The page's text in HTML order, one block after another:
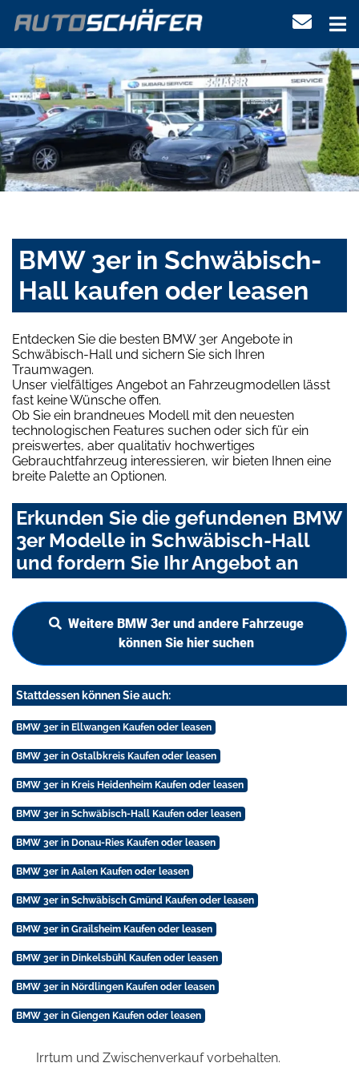
BMW 3er in Schwäbisch-
Hall kaufen oder leasen
Entdecken Sie die besten BMW 3er Angebote in
Schwäbisch-Hall und sichern Sie sich Ihren
Traumwagen.
Unser vielfältiges Angebot an Fahrzeugmodellen lässt
fast keine Wünsche offen.
Ob Sie ein brandneues Modell mit den neuesten
technologischen Features suchen oder sich für ein
preiswertes, aber qualitativ hochwertiges
Gebrauchtfahrzeug interessieren, wir bieten Ihnen eine
breite Palette an Optionen.
Erkunden Sie die gefundenen BMW
3er Modelle in Schwäbisch-Hall
und fordern Sie Ihr Angebot an
Weitere BMW 3er und andere Fahrzeuge
können Sie hier suchen
Stattdessen können Sie auch:
BMW 3er in Ellwangen Kaufen oder leasen
BMW 3er in Ostalbkreis Kaufen oder leasen
BMW 3er in Kreis Heidenheim Kaufen oder leasen
BMW 3er in Schwäbisch-Hall Kaufen oder leasen
BMW 3er in Donau-Ries Kaufen oder leasen
BMW 3er in Aalen Kaufen oder leasen
BMW 3er in Schwäbisch Gmünd Kaufen oder leasen
BMW 3er in Grailsheim Kaufen oder leasen
BMW 3er in Dinkelsbühl Kaufen oder leasen
BMW 3er in Nördlingen Kaufen oder leasen
BMW 3er in Giengen Kaufen oder leasen
Irrtum und Zwischenverkauf vorbehalten.